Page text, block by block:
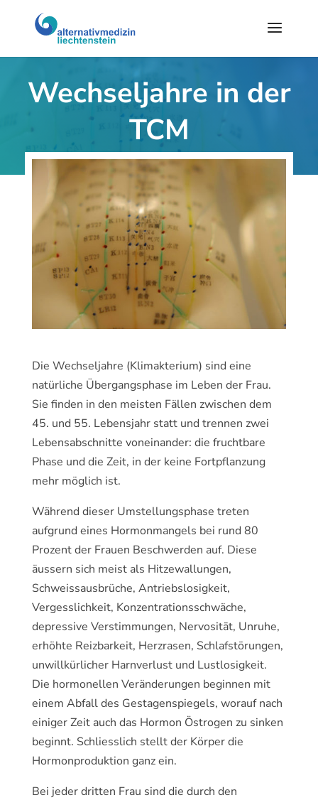
Wechseljahre in der
TCM
Die Wechseljahre (Klimakterium) sind eine
natürliche Übergangsphase im Leben der Frau.
Sie finden in den meisten Fällen zwischen dem
45. und 55. Lebensjahr statt und trennen zwei
Lebensabschnitte voneinander: die fruchtbare
Phase und die Zeit, in der keine Fortpflanzung
mehr möglich ist.
Während dieser Umstellungsphase treten
aufgrund eines Hormonmangels bei rund 80
Prozent der Frauen Beschwerden auf. Diese
äussern sich meist als Hitzewallungen,
Schweissausbrüche, Antriebslosigkeit,
Vergesslichkeit, Konzentrationsschwäche,
depressive Verstimmungen, Nervosität, Unruhe,
erhöhte Reizbarkeit, Herzrasen, Schlafstörungen,
unwillkürlicher Harnverlust und Lustlosigkeit.
Die hormonellen Veränderungen beginnen mit
einem Abfall des Gestagenspiegels, worauf nach
einiger Zeit auch das Hormon Östrogen zu sinken
beginnt. Schliesslich stellt der Körper die
Hormonproduktion ganz ein.
Bei jeder dritten Frau sind die durch den